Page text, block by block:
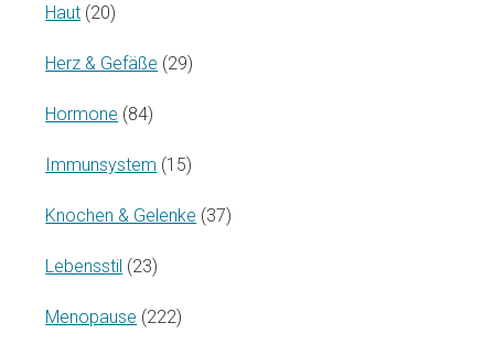
Haut (20)
Herz & Gefäße (29)
Hormone (84)
Immunsystem (15)
Knochen & Gelenke (37)
Lebensstil (23)
Menopause (222)